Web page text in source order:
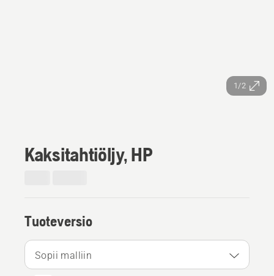
1/2
Kaksitahtiöljy, HP
Tuoteversio
Sopii malliin